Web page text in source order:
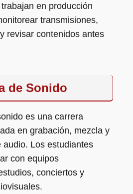
en producción
transmisiones,
revisar contenidos antes
de Sonido
es una carrera
en grabación, mezcla y
audio. Los estudiantes
con equipos
conciertos y